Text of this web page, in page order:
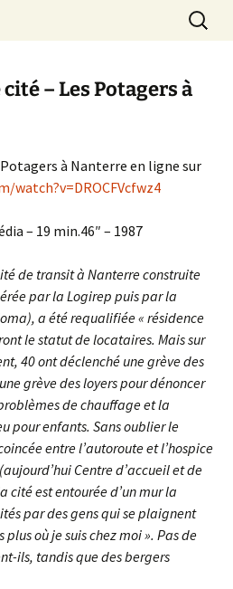
– Les Potagers à
à Nanterre en ligne sur
watch?v=DROCFVcfwz4
– 19 min.46″ – 1987
de transit à Nanterre construite
par la Logirep puis par la
a été requalifiée « résidence
le statut de locataires. Mais sur
40 ont déclenché une grève des
grève des loyers pour dénoncer
de chauffage et la
pour enfants. Sans oublier le
entre l’autoroute et l’hospice
Centre d’accueil et de
cité est entourée d’un mur la
par des gens qui se plaignent
où je suis chez moi ». Pas de
ils, tandis que des bergers